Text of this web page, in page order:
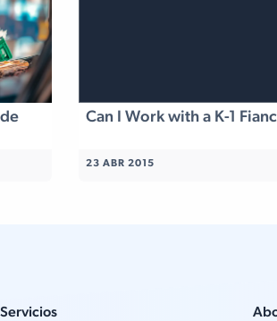
Can I Work with a K-1
23 ABR 2015
Servicios